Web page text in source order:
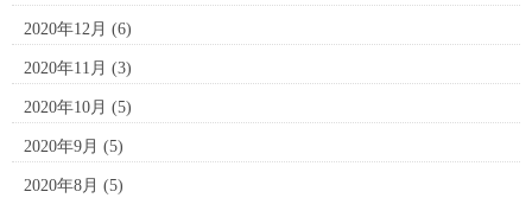
2020年12月 (6)
2020年11月 (3)
2020年10月 (5)
2020年9月 (5)
2020年8月 (5)